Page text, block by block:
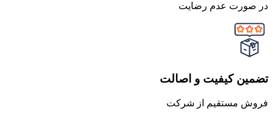
در صورت عدم رضایت
تضمین کیفیت و اصالت
فروش مستقیم از شرکت